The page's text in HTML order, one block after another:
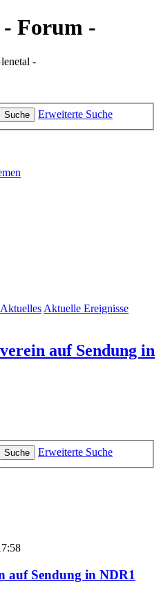
- Forum -
-
Suche Erweiterte Suche
AktuellesAktuelle Ereignisse
auf Sendung in
Suche
Erweiterte Suche
auf Sendung in NDR1